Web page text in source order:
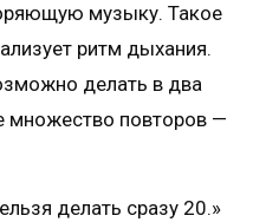
музыку. Такое
ритм дыхания.
делать в два
множество повторов —
делать сразу 20.»